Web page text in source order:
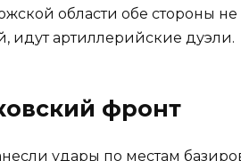
области обе стороны
идут артиллерийские дуэли.
фронт
удары по местам